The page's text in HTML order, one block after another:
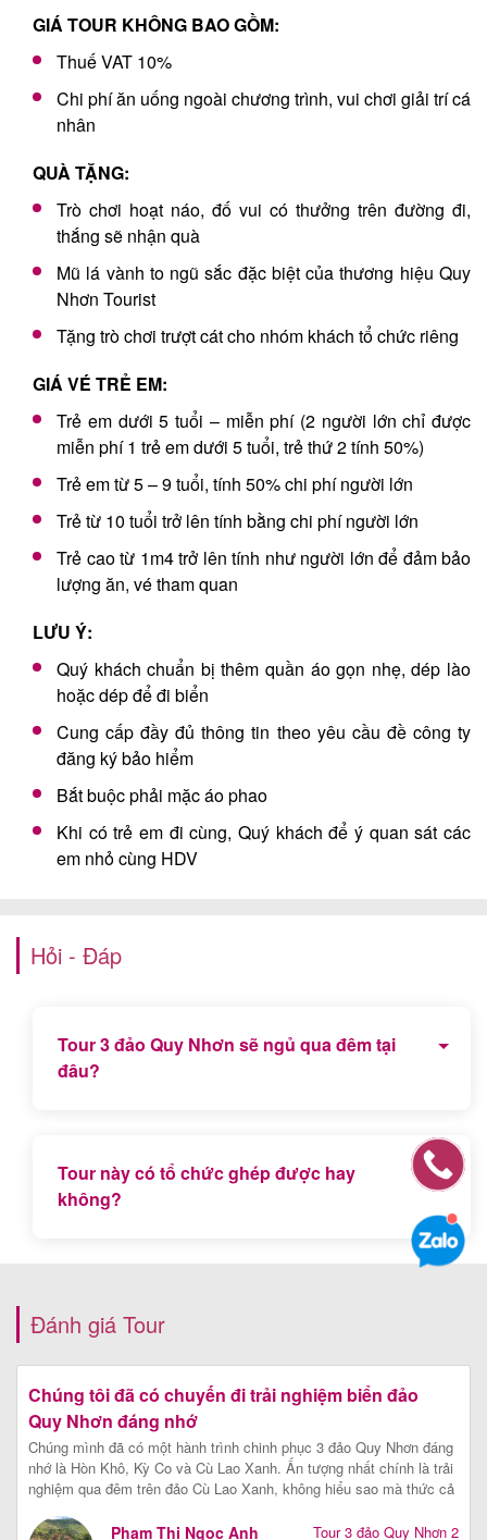
GIÁ TOUR KHÔNG BAO GỒM:
Thuế VAT 10%
Chi phí ăn uống ngoài chương trình, vui chơi giải trí cá
nhân
QUÀ TẶNG:
Trò chơi hoạt náo, đố vui có thưởng trên đường đi,
thắng sẽ nhận quà
Mũ lá vành to ngũ sắc đặc biệt của thương hiệu Quy
Nhơn Tourist
Tặng trò chơi trượt cát cho nhóm khách tổ chức riêng
GIÁ VÉ TRẺ EM:
Trẻ em dưới 5 tuổi – miễn phí (2 người lớn chỉ được
miễn phí 1 trẻ em dưới 5 tuổi, trẻ thứ 2 tính 50%)
Trẻ em từ 5 – 9 tuổi, tính 50% chi phí người lớn
Trẻ từ 10 tuổi trở lên tính bằng chi phí người lớn
Trẻ cao từ 1m4 trở lên tính như người lớn để đảm bảo
lượng ăn, vé tham quan
LƯU Ý:
Quý khách chuẩn bị thêm quần áo gọn nhẹ, dép lào
hoặc dép để đi biển
Cung cấp đầy đủ thông tin theo yêu cầu đề công ty
đăng ký bảo hiểm
Bắt buộc phải mặc áo phao
Khi có trẻ em đi cùng, Quý khách để ý quan sát các
em nhỏ cùng HDV
Hỏi - Đáp
Tour 3 đảo Quy Nhơn sẽ ngủ qua đêm tại
đâu?
nghiệm cuộc sống bình yên của một trong những
đảo đẹp nhất Quy Nhơn hiện nay.
Tour này có tổ chức ghép được hay
không?
Hiện tại đây là chương trình tour đặc thù nên không
hành trình 3 đảo có thể đăng ký Tour ghép Cù Lao
Đánh giá Tour
Biển đảo Quy Nhơn hùng vĩ và hoang sơ. Một
chuyến đi chinh phục đầy trải nghiệm của
công ty
Hướng dẫn viên Tuấn đồng hành cùng đoàn là chàng trai dễ mến,
đầy sương gió, một hướng dẫn viên biển đảo kinh nghiệm, xử lý tính
huống tốt, lại còn chụp ảnh có tâm nữa chứ, cả đoàn ai cũng quý và
Công Ty TNHH Tân Tour 3 đảo Quy Nhơn 2